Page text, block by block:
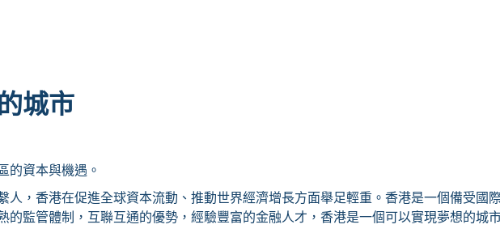
城市
的資本與機遇。
人，香港在促進全球資本流動、推動世界經濟增長方面舉足輕重。香港是一個備受國
的監管體制，互聯互通的優勢，經驗豐富的金融人才，香港是一個可以實現夢想的城